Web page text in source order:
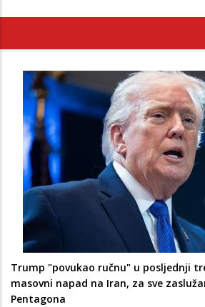
Trump "povukao ručnu" u posljednji
masovni napad na Iran, za sve
Pentagona